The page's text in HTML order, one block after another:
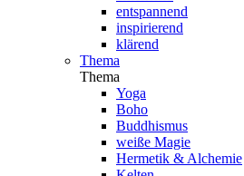
entspannend
inspirierend
klärend
Thema
Thema
Yoga
Boho
Buddhismus
weiße Magie
Hermetik & Alchemie